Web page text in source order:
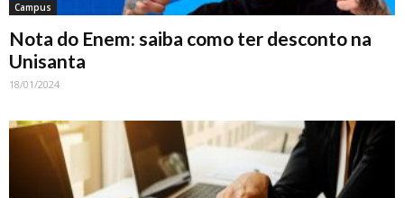
Campus
Nota do Enem: saiba como ter desconto na
Unisanta
18/01/2024